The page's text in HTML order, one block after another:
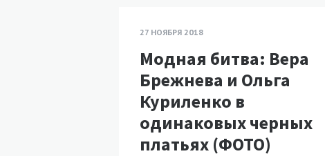
27 НОЯБРЯ 2018
Модная битва: Вера
Брежнева и Ольга
Куриленко в
одинаковых черных
платьях (ФОТО)